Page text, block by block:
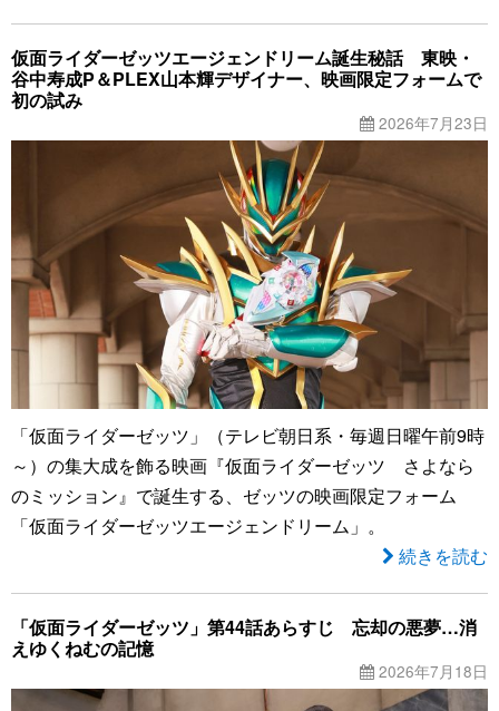
仮面ライダーゼッツエージェンドリーム誕生秘話 東映・
谷中寿成P＆PLEX山本輝デザイナー、映画限定フォームで
初の試み
2026年7月23日
「仮面ライダーゼッツ」（テレビ朝日系・毎週日曜午前9時
～）の集大成を飾る映画『仮面ライダーゼッツ さよなら
のミッション』で誕生する、ゼッツの映画限定フォーム
「仮面ライダーゼッツエージェンドリーム」。
続きを読む
「仮面ライダーゼッツ」第44話あらすじ 忘却の悪夢…消
えゆくねむの記憶
2026年7月18日